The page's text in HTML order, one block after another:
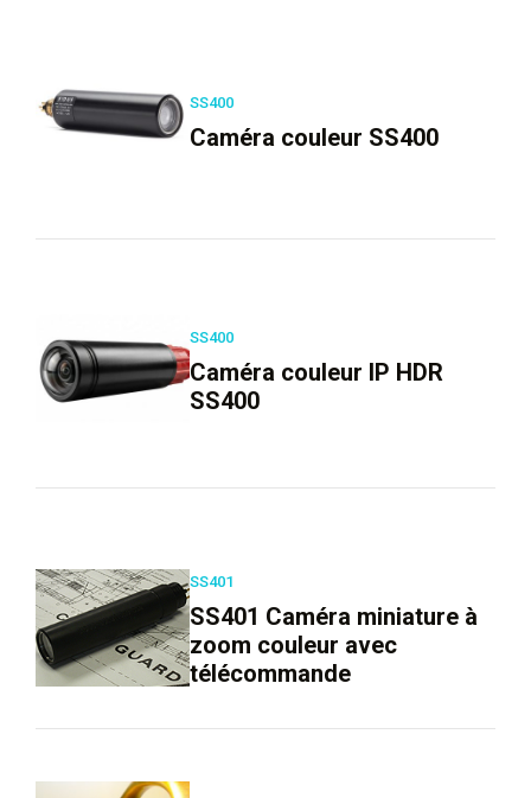
SS400
Caméra couleur SS400
SS400
Caméra couleur IP HDR
SS400
SS401
SS401 Caméra miniature à
zoom couleur avec
télécommande